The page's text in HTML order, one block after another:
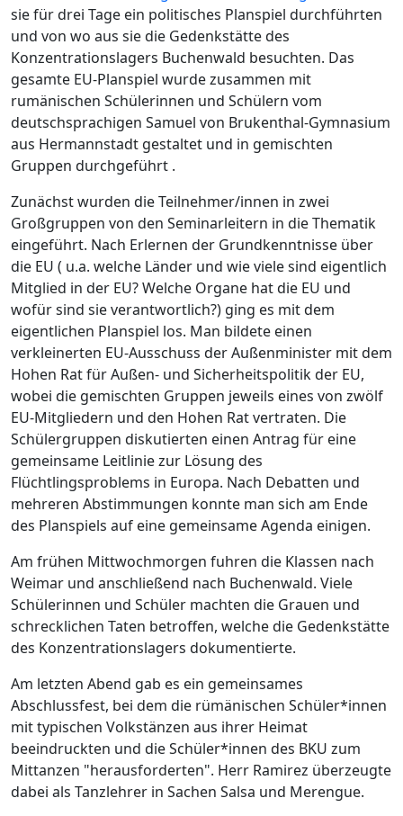
sie für drei Tage ein politisches Planspiel durchführten
und von wo aus sie die Gedenkstätte des
Konzentrationslagers Buchenwald besuchten. Das
gesamte EU-Planspiel wurde zusammen mit
rumänischen Schülerinnen und Schülern vom
deutschsprachigen Samuel von Brukenthal-Gymnasium
aus Hermannstadt gestaltet und in gemischten
Gruppen durchgeführt .
Zunächst wurden die Teilnehmer/innen in zwei
Großgruppen von den Seminarleitern in die Thematik
eingeführt. Nach Erlernen der Grundkenntnisse über
die EU ( u.a. welche Länder und wie viele sind eigentlich
Mitglied in der EU? Welche Organe hat die EU und
wofür sind sie verantwortlich?) ging es mit dem
eigentlichen Planspiel los. Man bildete einen
verkleinerten EU-Ausschuss der Außenminister mit dem
Hohen Rat für Außen- und Sicherheitspolitik der EU,
wobei die gemischten Gruppen jeweils eines von zwölf
EU-Mitgliedern und den Hohen Rat vertraten. Die
Schülergruppen diskutierten einen Antrag für eine
gemeinsame Leitlinie zur Lösung des
Flüchtlingsproblems in Europa. Nach Debatten und
mehreren Abstimmungen konnte man sich am Ende
des Planspiels auf eine gemeinsame Agenda einigen.
Am frühen Mittwochmorgen fuhren die Klassen nach
Weimar und anschließend nach Buchenwald. Viele
Schülerinnen und Schüler machten die Grauen und
schrecklichen Taten betroffen, welche die Gedenkstätte
des Konzentrationslagers dokumentierte.
Am letzten Abend gab es ein gemeinsames
Abschlussfest, bei dem die rümänischen Schüler*innen
mit typischen Volkstänzen aus ihrer Heimat
beeindruckten und die Schüler*innen des BKU zum
Mittanzen "herausforderten". Herr Ramirez überzeugte
dabei als Tanzlehrer in Sachen Salsa und Merengue.